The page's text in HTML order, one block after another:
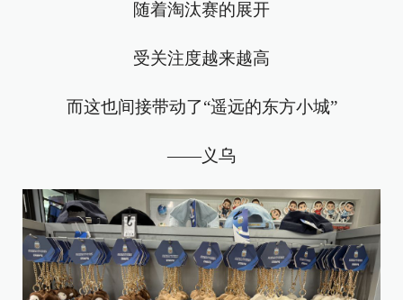
随着淘汰赛的展开
受关注度越来越高
而这也间接带动了“遥远的东方小城”
——义乌